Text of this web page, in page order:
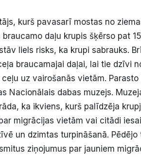
kurš pavasarī mostas no
daļu krupis šķērso pat
liels risks, ka krupi sabrauks.
braucamajai daļai, lai tie dzīvi
uz vairošanās vietām. Parasto
Nacionālais dabas muzejs.
ka ikviens, kurš palīdzēja
migrācijas vietām vai citādi
un dzimtas turpināšanā. Pēdējo
ziņojumus par jauniem